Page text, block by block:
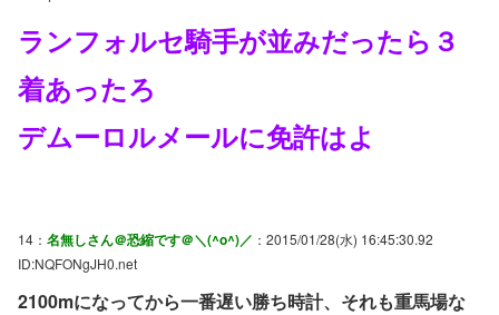
ランフォルセ騎手が並みだったら３
着あったろ
デムーロルメールに免許はよ
14： 名無しさん＠恐縮です＠＼(^o^)／ ：2015/01/28(水) 16:45:30.92
ID:NQFONgJH0.net
2100mになってから一番遅い勝ち時計、それも重馬場な